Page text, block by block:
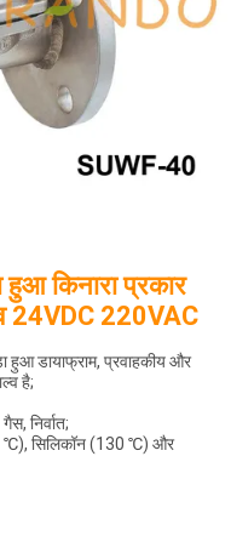
किनारा प्रकार
24VDC 220VAC
हुआ डायाफ्राम, प्रवाहकीय और
है;
निर्वात;
℃), सिलिकॉन (130 ℃) और